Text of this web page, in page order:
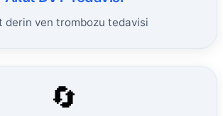
derin ven trombozu tedavisi
🔄